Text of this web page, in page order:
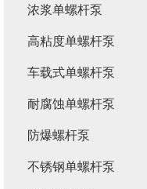
浓浆单螺杆泵
高粘度单螺杆泵
车载式单螺杆泵
耐腐蚀单螺杆泵
防爆螺杆泵
不锈钢单螺杆泵